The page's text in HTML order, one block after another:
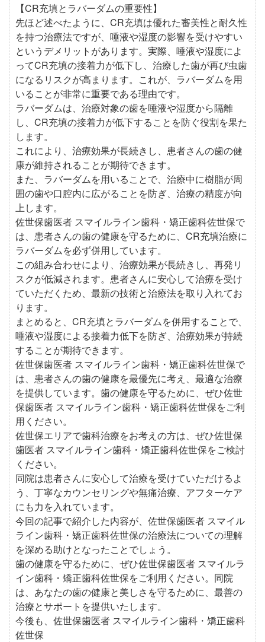
【CR充填とラバーダムの重要性】
先ほど述べたように、CR充填は優れた審美性と耐久性
を持つ治療法ですが、唾液や湿度の影響を受けやすい
というデメリットがあります。実際、唾液や湿度によ
ってCR充填の接着力が低下し、治療した歯が再び虫歯
になるリスクが高まります。これが、ラバーダムを用
いることが非常に重要である理由です。
ラバーダムは、治療対象の歯を唾液や湿度から隔離
し、CR充填の接着力が低下することを防ぐ役割を果た
します。
これにより、治療効果が長続きし、患者さんの歯の健
康が維持されることが期待できます。
また、ラバーダムを用いることで、治療中に樹脂が周
囲の歯や口腔内に広がることを防ぎ、治療の精度が向
上します。
佐世保歯医者 スマイルライン歯科・矯正歯科佐世保で
は、患者さんの歯の健康を守るために、CR充填治療に
ラバーダムを必ず併用しています。
この組み合わせにより、治療効果が長続きし、再発リ
スクが低減されます。患者さんに安心して治療を受け
ていただくため、最新の技術と治療法を取り入れてお
ります。
まとめると、CR充填とラバーダムを併用することで、
唾液や湿度による接着力低下を防ぎ、治療効果が持続
することが期待できます。
佐世保歯医者 スマイルライン歯科・矯正歯科佐世保で
は、患者さんの歯の健康を最優先に考え、最適な治療
を提供しています。歯の健康を守るために、ぜひ佐世
保歯医者 スマイルライン歯科・矯正歯科佐世保をご利
用ください。
佐世保エリアで歯科治療をお考えの方は、ぜひ佐世保
歯医者 スマイルライン歯科・矯正歯科佐世保をご検討
ください。
同院は患者さんに安心して治療を受けていただけるよ
う、丁寧なカウンセリングや無痛治療、アフターケア
にも力を入れています。
今回の記事で紹介した内容が、佐世保歯医者 スマイル
ライン歯科・矯正歯科佐世保の治療法についての理解
を深める助けとなったことでしょう。
歯の健康を守るために、ぜひ佐世保歯医者 スマイルラ
イン歯科・矯正歯科佐世保をご利用ください。同院
は、あなたの歯の健康と美しさを守るために、最善の
治療とサポートを提供いたします。
今後も、佐世保歯医者 スマイルライン歯科・矯正歯科
佐世保